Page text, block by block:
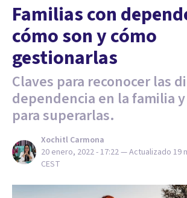
Familias con
cómo son y cómo
gestionarlas
Claves para reconocer las
dependencia en la familia
para superarlas.
Xochitl Carmona
20 enero, 2022 - 17:22— Actualizado 19
CEST